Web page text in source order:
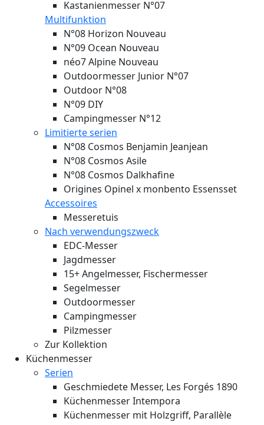
Kastanienmesser N°07
Multifunktion
N°08 Horizon Nouveau
N°09 Ocean Nouveau
néo7 Alpine Nouveau
Outdoormesser Junior N°07
Outdoor N°08
N°09 DIY
Campingmesser N°12
Limitierte serien
N°08 Cosmos Benjamin Jeanjean
N°08 Cosmos Asile
N°08 Cosmos Dalkhafine
Origines Opinel x monbento Essensset
Accessoires
Messeretuis
Nach verwendungszweck
EDC-Messer
Jagdmesser
15+ Angelmesser, Fischermesser
Segelmesser
Outdoormesser
Campingmesser
Pilzmesser
Zur Kollektion
Küchenmesser
Serien
Geschmiedete Messer, Les Forgés 1890
Küchenmesser Intempora
Küchenmesser mit Holzgriff, Parallèle